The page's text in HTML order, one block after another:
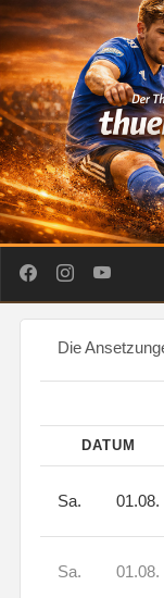
Die
DATUM
Sa. 01.08.
Sa. 01.08.